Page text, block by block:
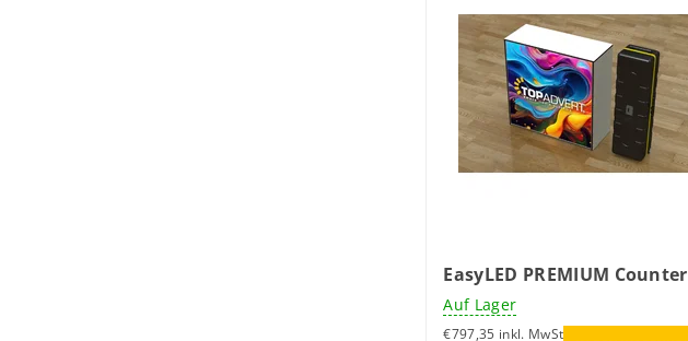
EasyLED PREMIUM Counter
Auf Lager
€797,35 inkl. MwSt.